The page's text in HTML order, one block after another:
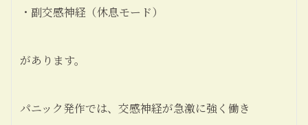
・副交感神経（休息モード）
があります。
パニック発作では、交感神経が急激に強く働き